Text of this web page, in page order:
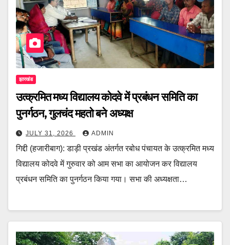
झारखंड
उत्क्रमित मध्य विद्यालय कोदवे में प्रबंधन समिति का
पुनर्गठन, गुलचंद महतो बने अध्यक्ष
JULY 31, 2026 ADMIN
गिद्दी (हजारीबाग): डाड़ी प्रखंड अंतर्गत रबोध पंचायत के उत्क्रमित मध्य
विद्यालय कोदवे में गुरुवार को आम सभा का आयोजन कर विद्यालय
प्रबंधन समिति का पुनर्गठन किया गया। सभा की अध्यक्षता…